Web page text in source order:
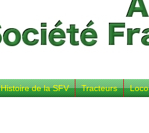
Histoire de la SFV Tracteurs